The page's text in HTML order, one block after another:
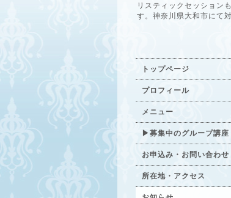
リスティックセッション
す。神奈川県大和市にて
トップページ
プロフィール
メニュー
▶募集中のグループ講座
お申込み・お問い合わせ
所在地・アクセス